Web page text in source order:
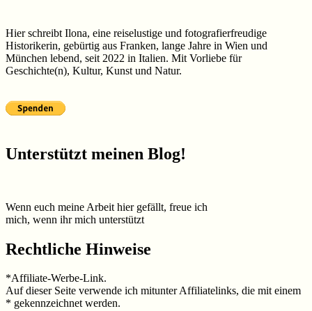
Hier schreibt Ilona, eine reiselustige und fotografierfreudige
Historikerin, gebürtig aus Franken, lange Jahre in Wien und
München lebend, seit 2022 in Italien. Mit Vorliebe für
Geschichte(n), Kultur, Kunst und Natur.
Unterstützt meinen Blog!
Wenn euch meine Arbeit hier gefällt, freue ich
mich, wenn ihr mich unterstützt
Rechtliche Hinweise
*Affiliate-Werbe-Link.
Auf dieser Seite verwende ich mitunter Affiliatelinks, die mit einem
* gekennzeichnet werden.